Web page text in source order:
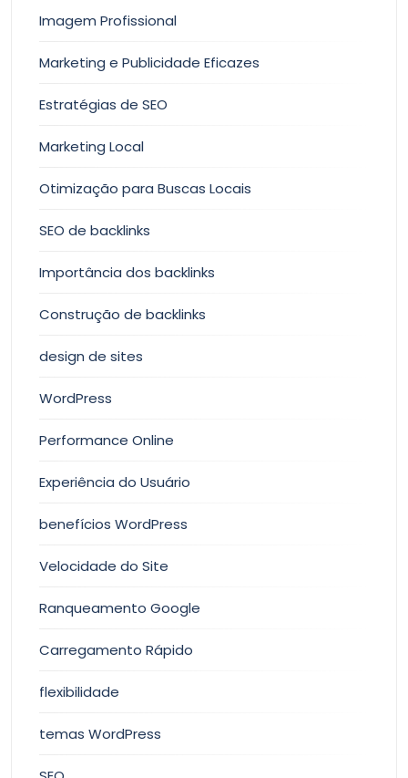
Imagem Profissional
Marketing e Publicidade Eficazes
Estratégias de SEO
Marketing Local
Otimização para Buscas Locais
SEO de backlinks
Importância dos backlinks
Construção de backlinks
design de sites
WordPress
Performance Online
Experiência do Usuário
benefícios WordPress
Velocidade do Site
Ranqueamento Google
Carregamento Rápido
flexibilidade
temas WordPress